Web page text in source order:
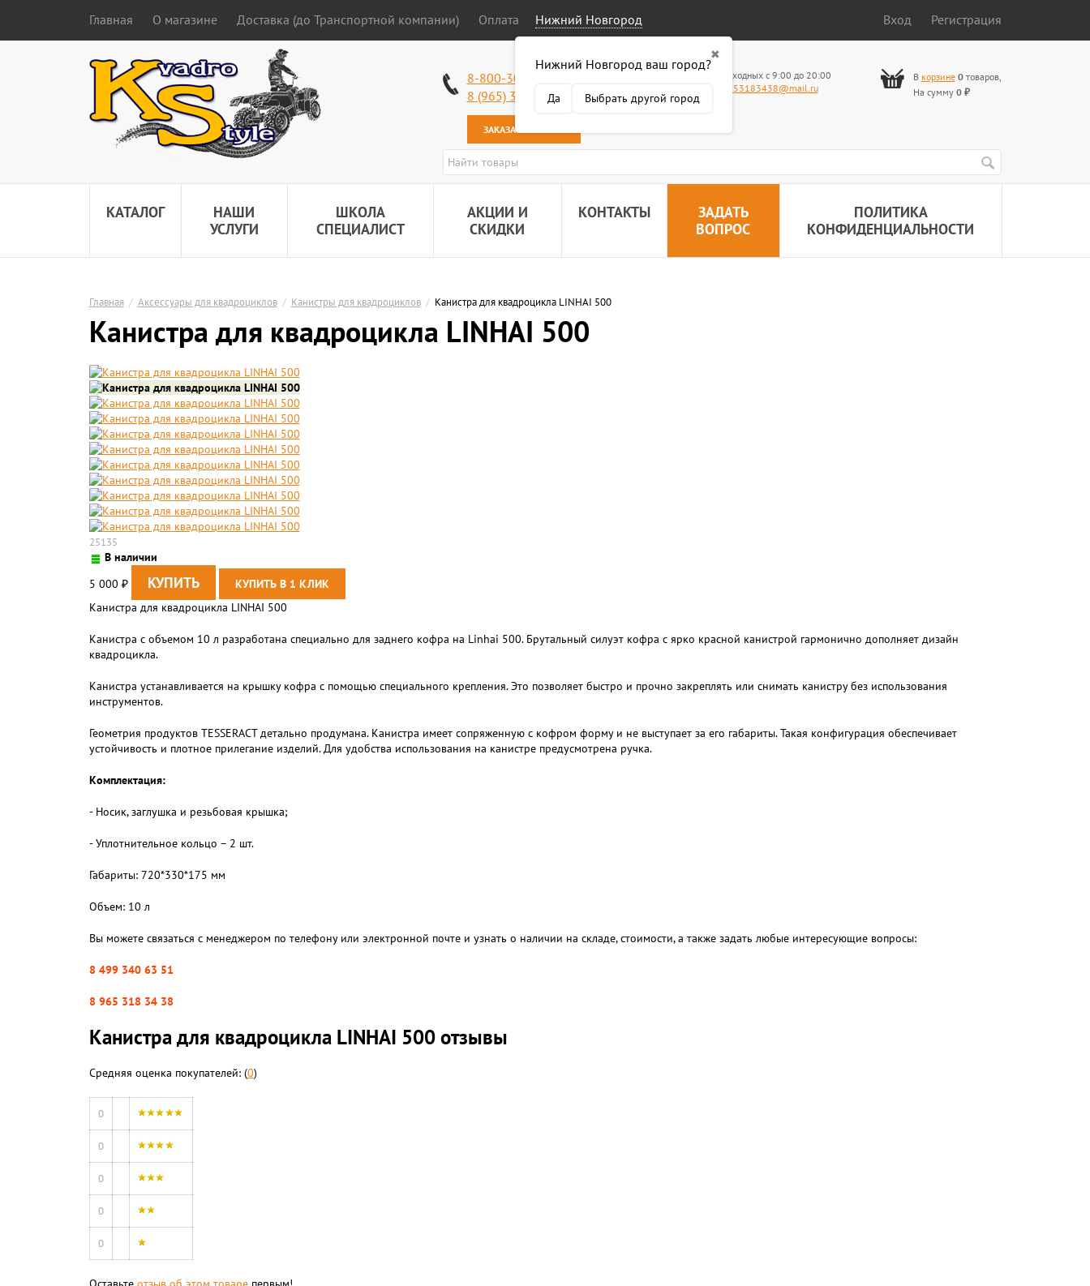
Главная О магазине Доставка (до Транспортной компании) Оплата Нижний Новгород
✖
Нижний Новгород ваш город?
Да Выбрать другой город
Вход Регистрация
8-800-301-50-58
8 (965) 318-34-38
ЗАКАЗАТЬ ЗВОНОК
Работаем без выходных с 9:00 до 20:00
89653183438@mail.ru
В корзине 0товаров,
На сумму 0 ₽
КАТАЛОГ
НАШИ
УСЛУГИ
ШКОЛА
СПЕЦИАЛИСТ
АКЦИИ И
СКИДКИ
КОНТАКТЫ
ЗАДАТЬ
ВОПРОС
ПОЛИТИКА
КОНФИДЕНЦИАЛЬНОСТИ
Главная / Аксессуары для квадроциклов / Канистры для квадроциклов / Канистра для квадроцикла LINHAI 500
Канистра для квадроцикла LINHAI 500
25135
В наличии
5 000 ₽
Канистра для квадроцикла LINHAI 500
Канистра с объемом 10 л разработана специально для заднего кофра на Linhai 500. Брутальный силуэт кофра с ярко красной канистрой гармонично дополняет дизайн
квадроцикла.
Канистра устанавливается на крышку кофра с помощью специального крепления. Это позволяет быстро и прочно закреплять или снимать канистру без использования
инструментов.
Геометрия продуктов TESSERACT детально продумана. Канистра имеет сопряженную с кофром форму и не выступает за его габариты. Такая конфигурация обеспечивает
устойчивость и плотное прилегание изделий. Для удобства использования на канистре предусмотрена ручка.
Комплектация:
- Носик, заглушка и резьбовая крышка;
- Уплотнительное кольцо – 2 шт.
Габариты: 720*330*175 мм
Объем: 10 л
Вы можете связаться с менеджером по телефону или электронной почте и узнать о наличии на складе, стоимости, а также задать любые интересующие вопросы:
8 499 340 63 51
8 965 318 34 38
Канистра для квадроцикла LINHAI 500 отзывы
Средняя оценка покупателей: (0)
0
0
0
0
0